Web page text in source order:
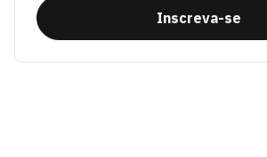
Inscreva-se